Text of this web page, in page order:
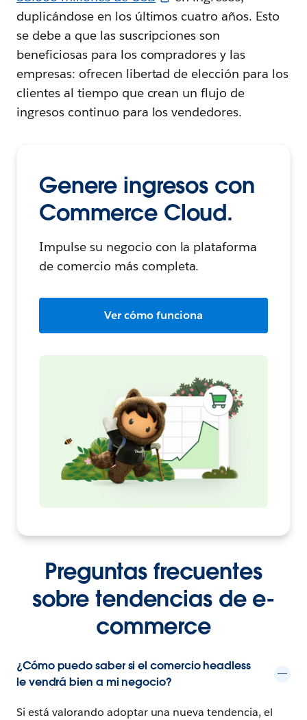
duplicándose en los últimos cuatro años. Esto
se debe a que las suscripciones son
beneficiosas para los compradores y las
empresas: ofrecen libertad de elección para los
clientes al tiempo que crean un flujo de
ingresos continuo para los vendedores.
Genere ingresos con
Commerce Cloud.
Impulse su negocio con la plataforma
de comercio más completa.
Ver cómo funciona
Preguntas frecuentes
sobre tendencias de e-
commerce
¿Cómo puedo saber si el comercio headless
le vendrá bien a mi negocio?
Si está valorando adoptar una nueva tendencia, el